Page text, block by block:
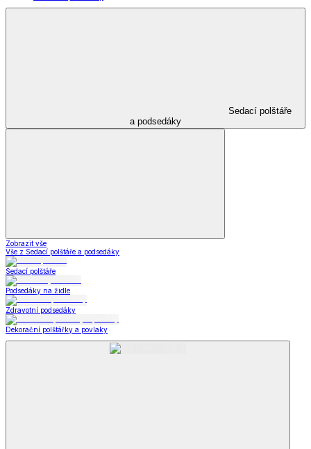
Sedací polštáře
a podsedáky
Zobrazit vše
Vše z Sedací polštáře a podsedáky
Sedací polštáře
Podsedáky na židle
Zdravotní podsedáky
Dekorační polštářky a povlaky